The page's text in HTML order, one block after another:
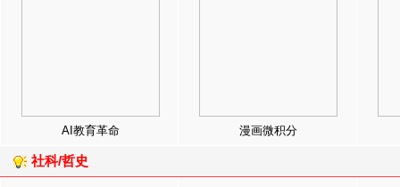
AI教育革命 漫画微积分
社科/哲史